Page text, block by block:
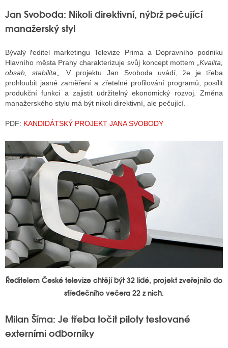
Jan Svoboda: Nikoli direktivní, nýbrž pečující
manažerský styl
Bývalý ředitel marketingu Televize Prima a Dopravního podniku
Hlavního města Prahy charakterizuje svůj koncept mottem „ Kvalita,
obsah, stabilita „. V projektu Jan Svoboda uvádí, že je třeba
prohloubit jasné zaměření a zřetelné profilování programů, posílit
produkční funkci a zajistit udržitelný ekonomický rozvoj. Změna
manažerského stylu má být nikoli direktivní, ale pečující.
PDF: KANDIDÁTSKÝ PROJEKT JANA SVOBODY
Ředitelem České televize chtějí být 32 lidé, projekt zveřejnilo do
středečního večera 22 z nich.
Milan Šíma: Je třeba točit piloty testované
externími odborníky